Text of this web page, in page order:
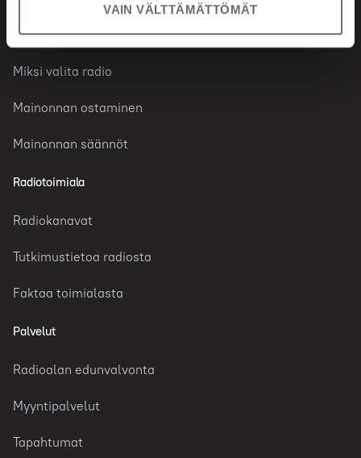
VAIN VÄLTTÄMÄTTÖMÄT
Radiomainonta
Miksi valita radio
Mainonnan ostaminen
Mainonnan säännöt
Radiotoimiala
Radiokanavat
Tutkimustietoa radiosta
Faktaa toimialasta
Palvelut
Radioalan edunvalvonta
Myyntipalvelut
Tapahtumat